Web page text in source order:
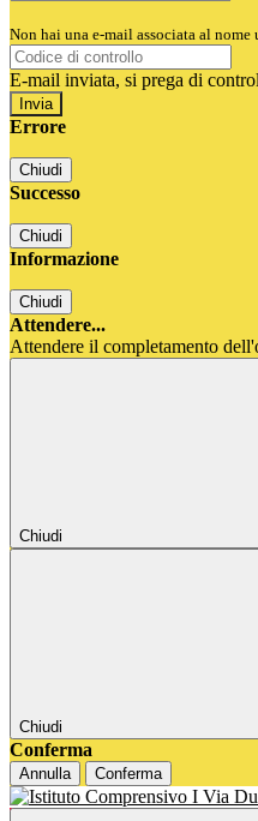
Non hai una e-mail associata al
E-mail inviata, si prega di
Errore
Chiudi
Successo
Chiudi
Informazione
Chiudi
Attendere...
Attendere il completamento
Chiudi
Chiudi
Conferma
Annulla Conferma